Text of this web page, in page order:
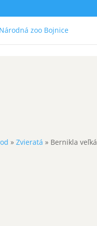
»Zvieratá » Bernikla veľká